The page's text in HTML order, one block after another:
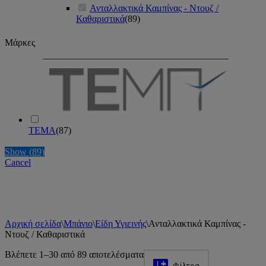
Ανταλλακτικά Καμπίνας - Ντουζ /
Καθαριστικά(89)
Μάρκες
TEMA(87)
Show (89)
Cancel
Αρχική σελίδα\Μπάνιο\Είδη Υγιεινής\Ανταλλακτικά Καμπίνας -
Ντουζ / Καθαριστικά
Βλέπετε 1–30 από 89 αποτελέσματα